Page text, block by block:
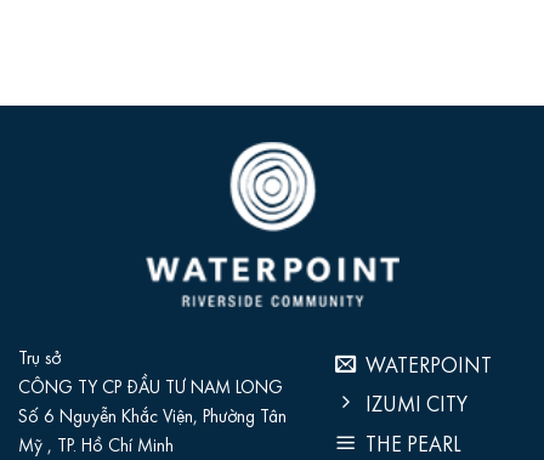
Trụ sở
CÔNG TY CP ĐẦU TƯ NAM LONG
Số 6 Nguyễn Khắc Viện, Phường Tân
Mỹ , TP. Hồ Chí Minh
WATERPOINT
IZUMI CITY
THE PEARL